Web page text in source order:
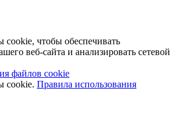
чтобы обеспечивать
веб-сайта и анализировать сетевой
файлов cookie
cookie. Правила использования